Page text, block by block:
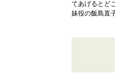
てあげるとど
妹役の飯島直